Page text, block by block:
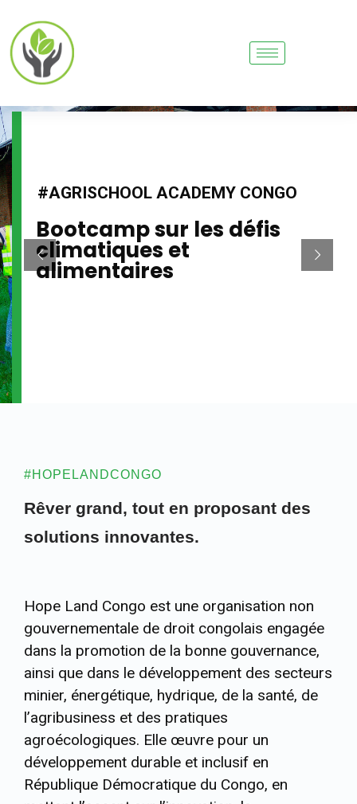
INFORMATION
#HOPELANDCONGO
Rêver grand, tout en proposant des
solutions innovantes.
Hope Land Congo est une organisation non
gouvernementale de droit congolais engagée
dans la promotion de la bonne gouvernance,
ainsi que dans le développement des secteurs
minier, énergétique, hydrique, de la santé, de
l’agribusiness et des pratiques
agroécologiques. Elle œuvre pour un
développement durable et inclusif en
République Démocratique du Congo, en